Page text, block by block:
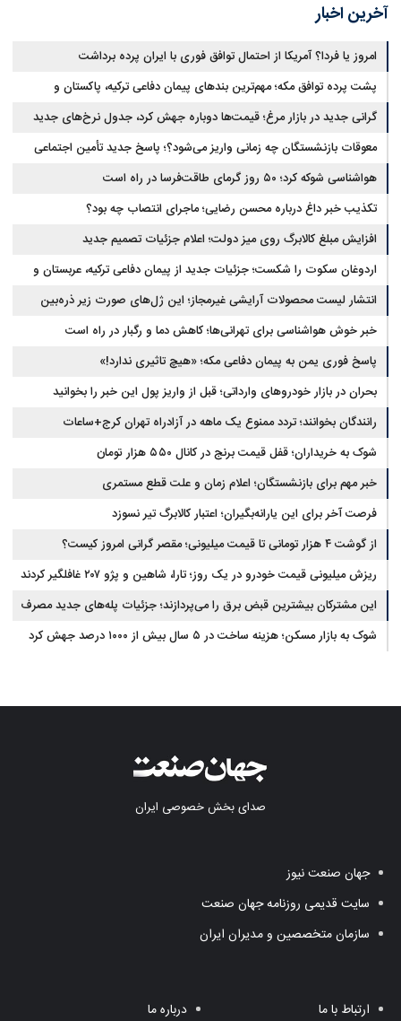
آخرین اخبار
امروز یا فردا؟ آمریکا از احتمال توافق فوری با ایران پرده برداشت
پشت پرده توافق مکه؛ مهم‌ترین بندهای پیمان دفاعی ترکیه، پاکستان و
عربستان
گرانی جدید در بازار مرغ؛ قیمت‌ها دوباره جهش کرد، جدول نرخ‌های جدید
معوقات بازنشستگان چه زمانی واریز می‌شود؟؛ پاسخ جدید تأمین اجتماعی
هواشناسی شوکه کرد؛ ۵۰ روز گرمای طاقت‌فرسا در راه است
تکذیب خبر داغ درباره محسن رضایی؛ ماجرای انتصاب چه بود؟
افزایش مبلغ کالابرگ روی میز دولت؛ اعلام جزئیات تصمیم جدید
اردوغان سکوت را شکست؛ جزئیات جدید از پیمان دفاعی ترکیه، عربستان و
پاکستان
انتشار لیست محصولات آرایشی غیرمجاز؛ این ژل‌های صورت زیر ذره‌بین
خبر خوش هواشناسی برای تهرانی‌ها؛ کاهش دما و رگبار در راه است
پاسخ فوری یمن به پیمان دفاعی مکه؛ «هیچ تاثیری ندارد!»
بحران در بازار خودروهای وارداتی؛ قبل از واریز پول این خبر را بخوانید
رانندگان بخوانند؛ تردد ممنوع یک ماهه در آزادراه تهران کرج+ساعات
شوک به خریداران؛ قفل قیمت برنج در کانال ۵۵۰ هزار تومان
خبر مهم برای بازنشستگان؛ اعلام زمان و علت قطع مستمری
فرصت آخر برای این یارانه‌بگیران؛ اعتبار کالابرگ تیر نسوزد
از گوشت ۴ هزار تومانی تا قیمت میلیونی؛ مقصر گرانی امروز کیست؟
ریزش میلیونی قیمت خودرو در یک روز؛ تارا، شاهین و پژو ۲۰۷ غافلگیر کردند
این مشترکان بیشترین قبض برق را می‌پردازند؛ جزئیات پله‌های جدید مصرف
شوک به بازار مسکن؛ هزینه ساخت در ۵ سال بیش از ۱۰۰۰ درصد جهش کرد
صدای بخش خصوصی ایران
جهان صنعت نیوز
سایت قدیمی روزنامه جهان صنعت
سازمان متخصصین و مدیران ایران
ارتباط با ما درباره ما